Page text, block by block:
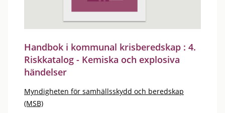
Handbok i kommunal krisberedskap : 4.
Riskkatalog - Kemiska och explosiva
händelser
Myndigheten för samhällsskydd och beredskap
(MSB)